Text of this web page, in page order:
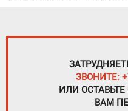
ЗВОНИТЕ:
ИЛИ
ВАМ